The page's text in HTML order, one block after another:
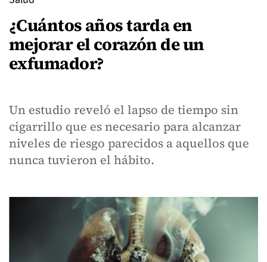
¿Cuántos años tarda en
mejorar el corazón de un
exfumador?
Un estudio reveló el lapso de tiempo sin
cigarrillo que es necesario para alcanzar
niveles de riesgo parecidos a aquellos que
nunca tuvieron el hábito.